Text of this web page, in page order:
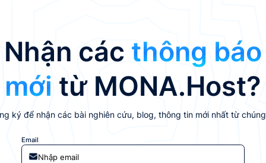
Nhận các thông báo
mới từ MONA.Host?
ký để nhận các bài nghiên cứu, blog, thông tin mới nhất từ
Email